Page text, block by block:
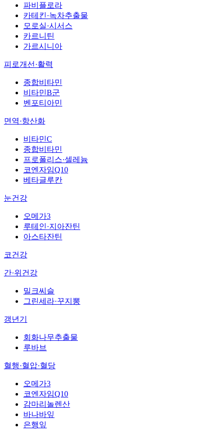
파비플로라
카테킨·녹차추출물
모로실·시서스
카르니틴
가르시니아
피로개선·활력
종합비타민
비타민B군
벤포티아민
면역·항산화
비타민C
종합비타민
프로폴리스·셀레늄
코엔자임Q10
베타글루칸
눈건강
오메가3
루테인·지아잔틴
아스타잔틴
코건강
간·위건강
밀크씨슬
그린세라·꾸지뽕
갱년기
회화나무추출물
루바브
혈행·혈압·혈당
오메가3
코엔자임Q10
감마리놀렌산
바나바잎
은행잎